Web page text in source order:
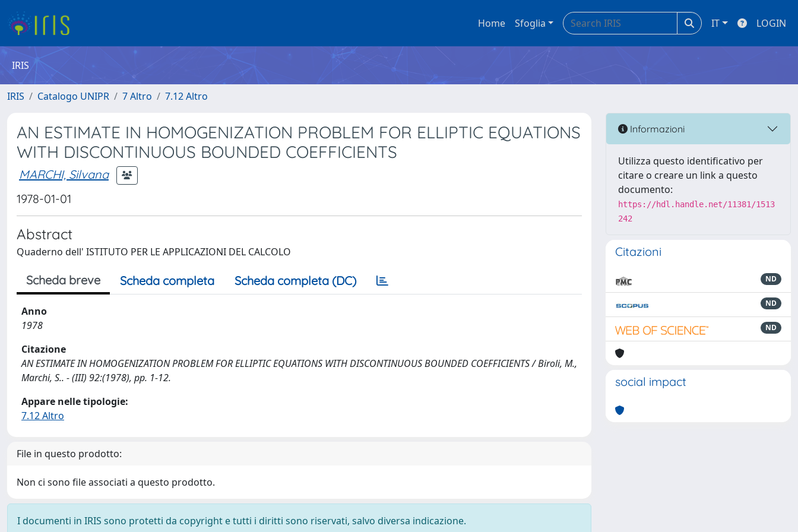
Home Sfoglia IT LOGIN
IRIS
IRIS Catalogo UNIPR 7 Altro 7.12 Altro
AN ESTIMATE IN HOMOGENIZATION PROBLEM FOR ELLIPTIC EQUATIONS
WITH DISCONTINUOUS BOUNDED COEFFICIENTS
MARCHI, Silvana
1978-01-01
Abstract
Quaderno dell' ISTITUTO PER LE APPLICAZIONI DEL CALCOLO
Scheda breve Scheda completa Scheda completa (DC)
Anno
1978
Citazione
AN ESTIMATE IN HOMOGENIZATION PROBLEM FOR ELLIPTIC EQUATIONS WITH DISCONTINUOUS BOUNDED COEFFICIENTS / Biroli, M.,
Marchi, S.. - (III) 92:(1978), pp. 1-12.
Appare nelle tipologie:
7.12 Altro
File in questo prodotto:
Non ci sono file associati a questo prodotto.
I documenti in IRIS sono protetti da copyright e tutti i diritti sono riservati, salvo diversa indicazione.
Informazioni
Utilizza questo identificativo per
citare o creare un link a questo
documento:
https://hdl.handle.net/11381/1513
242
Citazioni
ND
ND
ND
social impact